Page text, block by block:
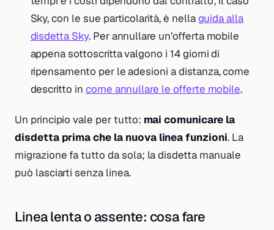
Sky, con le sue particolarità, è nellaguida alla
disdetta Sky. Per annullare un’offerta mobile
appena sottoscritta valgono i 14 giorni di
ripensamento per le adesioni a distanza, come
descritto in come annullare le offerte mobile.
Un principio vale per tutto: mai comunicare la
disdetta prima che la nuova linea funzioni. La
migrazione fa tutto da sola; la disdetta manuale
può lasciarti senza linea.
Linea lenta o assente: cosa fare